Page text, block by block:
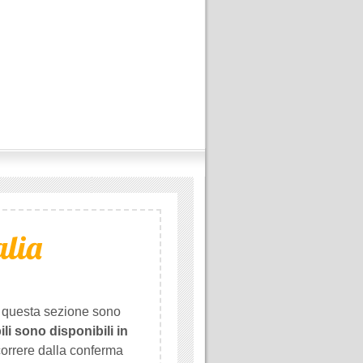
sezione sono
sono disponibili in
dalla conferma